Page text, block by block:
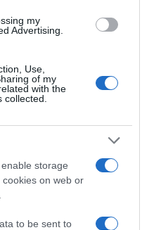
my
Advertising.
Use,
of my
with the
storage
on web or
to be sent to
στο
Google News
τις ειδήσεις
ΓΙΩΤΟΠΟΥΛΟΣ